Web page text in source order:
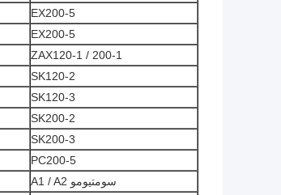
EX200-5
EX200-5
ZAX120-1 / 200-1
SK120-2
SK120-3
SK200-2
SK200-3
PC200-5
سومتيومو A1 / A2